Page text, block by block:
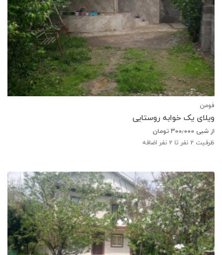
فومن
ویلای یک خوابه روستایی
از شبی ۳۰۰٫۰۰۰ تومان
ظرفیت 2 نفر تا 2 نفر اضافه